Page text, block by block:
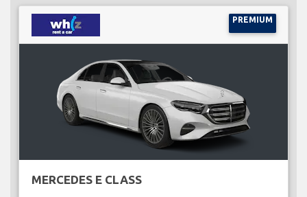
PREMIUM
MERCEDES E CLASS